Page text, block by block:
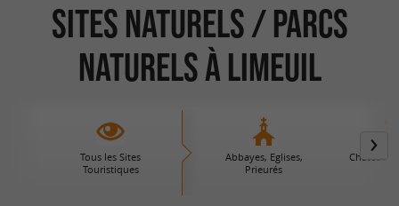
Sites Naturels / Parcs
Naturels à Limeuil
Tous les Sites
Touristiques
Abbayes, Eglises,
Prieurés
Châteaux